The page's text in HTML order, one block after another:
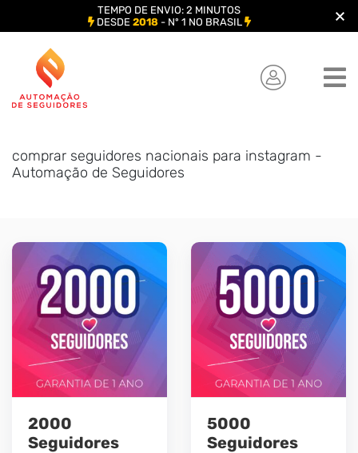
content
comprar seguidores nacionais para instagram -
Automação de Seguidores
2000
Seguidores
5000
Seguidores
TEMPO DE ENVIO: 2 MINUTOS
DESDE 2018- Nº 1 NO BRASIL